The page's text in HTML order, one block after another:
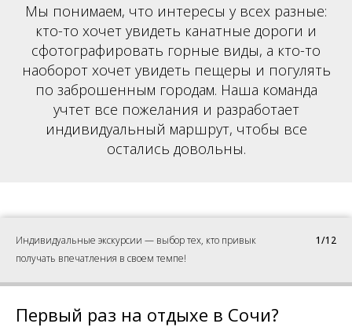
Мы понимаем, что интересы у всех разные:
кто-то хочет увидеть канатные дороги и
сфотографировать горные виды, а кто-то
наоборот хочет увидеть пещеры и погулять
по заброшенным городам. Наша команда
учтет все пожелания и разработает
индивидуальный маршрут, чтобы все
остались довольны.
Индивидуальные экскурсии — выбор тех, кто привык
получать впечатления в своем темпе!
1/12
Первый раз на отдыхе в Сочи?